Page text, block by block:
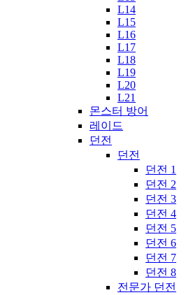
L14
L15
L16
L17
L18
L19
L20
L21
몬스터 방어
레이드
던전
던전
던전 1
던전 2
던전 3
던전 4
던전 5
던전 6
던전 7
던전 8
전문가 던전